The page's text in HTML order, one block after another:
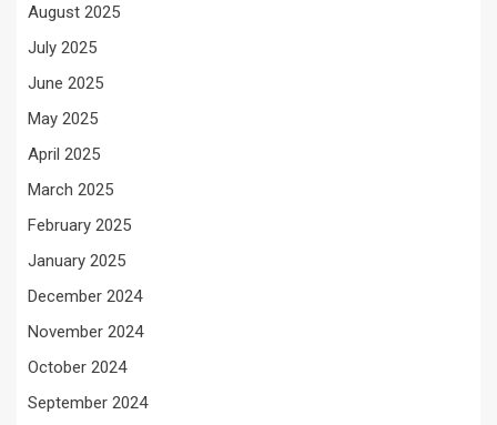
August 2025
July 2025
June 2025
May 2025
April 2025
March 2025
February 2025
January 2025
December 2024
November 2024
October 2024
September 2024